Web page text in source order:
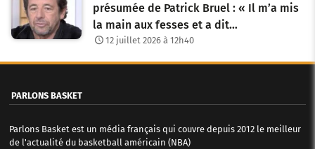
présumée de Patrick Bruel : « Il m’a mis
la main aux fesses et a dit…
12 juillet 2026 à 12h40
PARLONS BASKET
Parlons Basket est un média français qui couvre depuis 2012 le meilleur
de l'actualité du basketball américain (NBA)